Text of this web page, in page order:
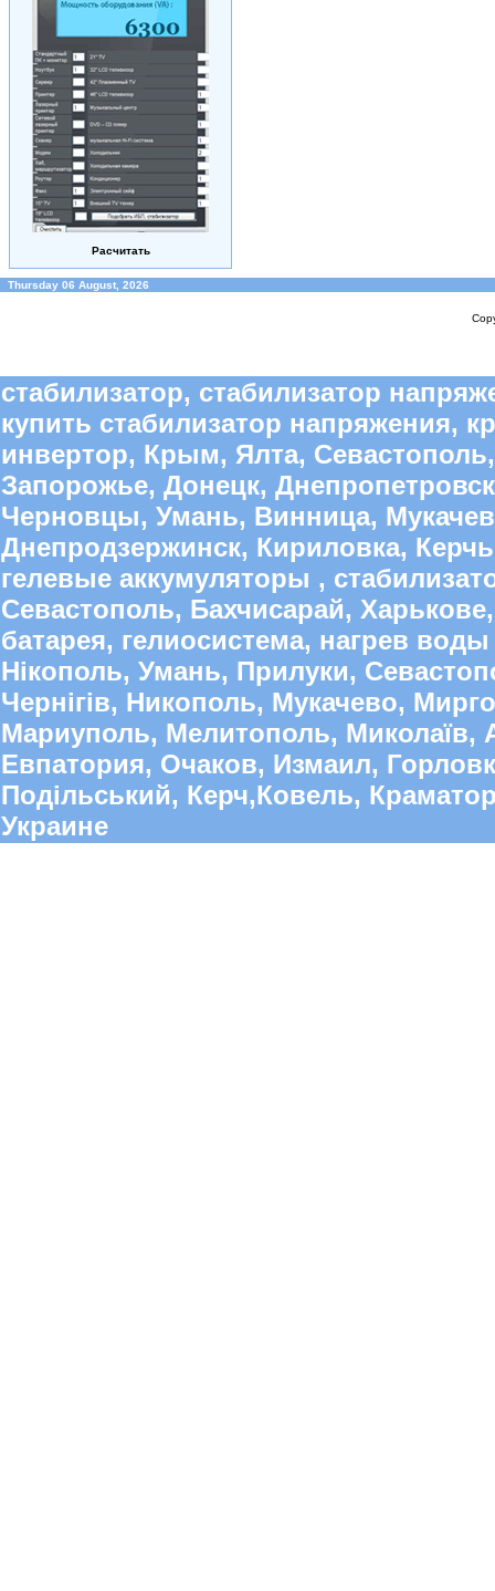
Расчитать
Thursday 06 August, 2026
стабилизатор, стабилизатор
купить стабилизатор напряжения,
инвертор, Крым, Ялта,
Запорожье, Донецк,
Черновцы, Умань, Винница,
Днепродзержинск, Кириловка,
гелевые аккумуляторы ,
Севастополь, Бахчисарай,
батарея, гелиосистема, нагрев
Нікополь, Умань, Прилуки,
Чернігів, Никополь, Мукачево,
Мариуполь, Мелитополь, Миколаїв,
Евпатория, Очаков, Измаил,
Подільський, Керч,Ковель,
Украине